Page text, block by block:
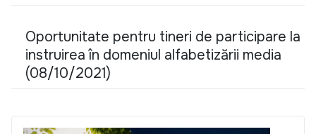
Oportunitate pentru tineri de participare la
instruirea în domeniul alfabetizării media
(08/10/2021)